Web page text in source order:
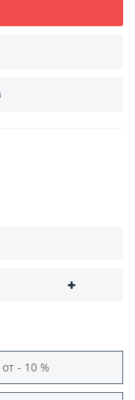
- 10 %